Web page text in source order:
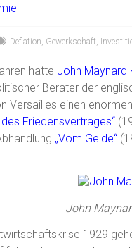
Deflation Gewerkschaft
hatte John Maynard
Berater der
Versailles einen
Friedensvertrages“
„Vom Gelde“
John
1929